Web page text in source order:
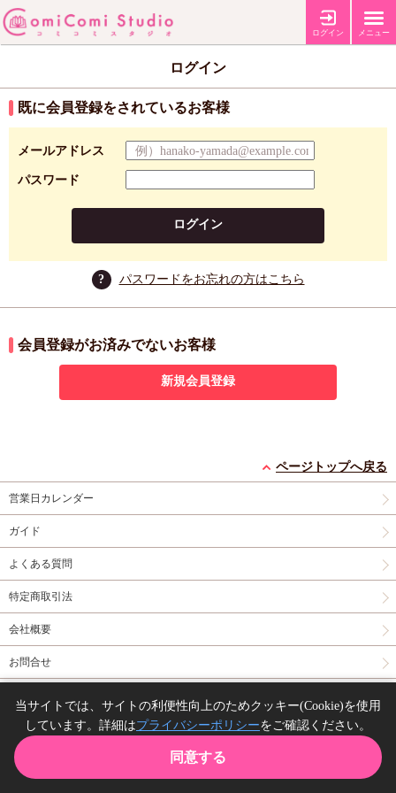
ログイン メニュー
ログイン
既に会員登録をされているお客様
メールアドレス
パスワード
ログイン
? パスワードをお忘れの方はこちら
会員登録がお済みでないお客様
新規会員登録
ページトップへ戻る
営業日カレンダー
ガイド
よくある質問
特定商取引法
会社概要
お問合せ
Copyright(C) comicomi studio. All right reserved.
当サイトでは、サイトの利便性向上のためクッキー(Cookie)を使用
しています。詳細はプライバシーポリシーをご確認ください。
同意する